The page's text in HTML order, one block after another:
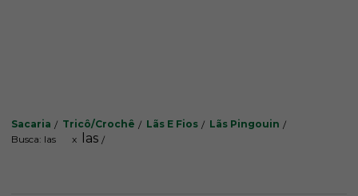
Sacaria Tricô/Crochê Lãs E Fios
Lãs Pingouin
Busca: las
x las